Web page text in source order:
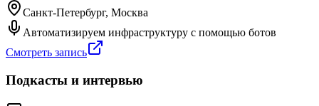
Санкт-Петербург, Москва
Автоматизируем инфраструктуру с помощью ботов
Смотреть запись
Подкасты и интервью